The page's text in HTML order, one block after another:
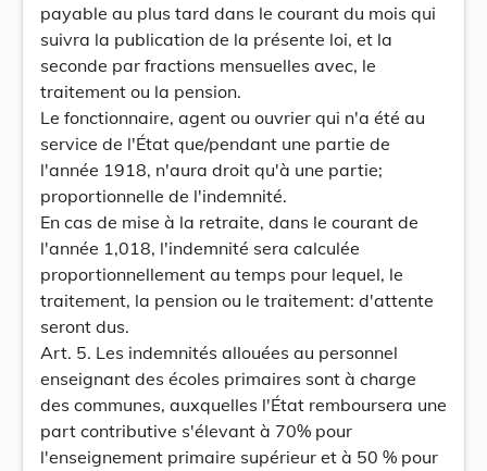
payable au plus tard dans le courant du mois qui
suivra la publication de la présente loi, et la
seconde par fractions mensuelles avec, le
traitement ou la pension.
Le fonctionnaire, agent ou ouvrier qui n'a été au
service de l'État que/pendant une partie de
l'année 1918, n'aura droit qu'à une partie;
proportionnelle de l'indemnité.
En cas de mise à la retraite, dans le courant de
l'année 1,018, l'indemnité sera calculée
proportionnellement au temps pour lequel, le
traitement, la pension ou le traitement: d'attente
seront dus.
Art. 5. Les indemnités allouées au personnel
enseignant des écoles primaires sont à charge
des communes, auxquelles l'État remboursera une
part contributive s'élevant à 70% pour
l'enseignement primaire supérieur et à 50 % pour